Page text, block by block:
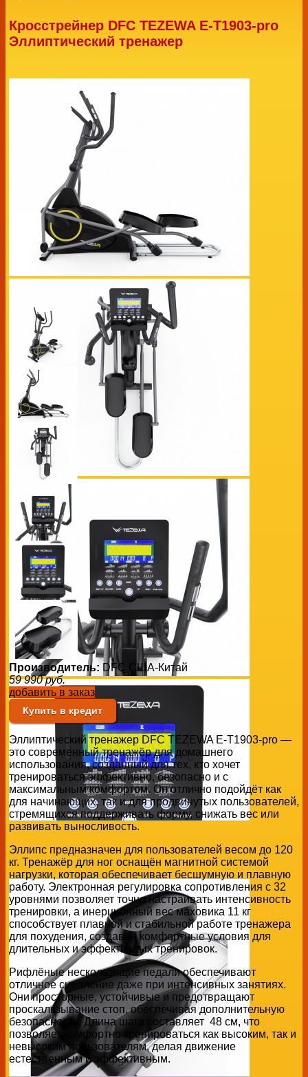
Кросстрейнер DFC TEZEWA E-T1903-pro
Эллиптический тренажер
Производитель: DFC США-Китай
59 990 руб.
добавить в заказ
Купить в кредит
Эллиптический тренажер DFC TEZEWA E-T1903-pro —
это современный тренажёр для домашнего
использования, созданный для тех, кто хочет
тренироваться эффективно, безопасно и с
максимальным комфортом. Он отлично подойдёт как
для начинающих, так и для продвинутых пользователей,
стремящихся поддерживать форму, снижать вес или
развивать выносливость.
Эллипс предназначен для пользователей весом до 120
кг. Тренажёр для ног оснащён магнитной системой
нагрузки, которая обеспечивает бесшумную и плавную
работу. Электронная регулировка сопротивления с 32
уровнями позволяет точно настраивать интенсивность
тренировки, а инерционный вес маховика 11 кг
способствует плавной и стабильной работе тренажера
для похудения, создавая комфортные условия для
длительных и эффективных тренировок.
Рифлёные нескользящие педали обеспечивают
отличное сцепление даже при интенсивных занятиях.
Они просторные, устойчивые и предотвращают
проскальзывание стоп, обеспечивая дополнительную
безопасность. Длина шага составляет 48 см, что
позволяет комфортно тренироваться как высоким, так и
невысоким пользователям, делая движение
естественным и эффективным.